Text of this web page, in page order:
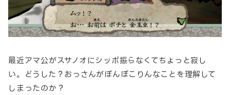
最近アマ公がスサノオにシッポ振らなくてちょっと寂し
い。どうした？おっさんがぽんぽこりんなことを理解して
しまったのか？